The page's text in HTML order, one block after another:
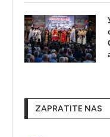
ZAPRATITE NAS